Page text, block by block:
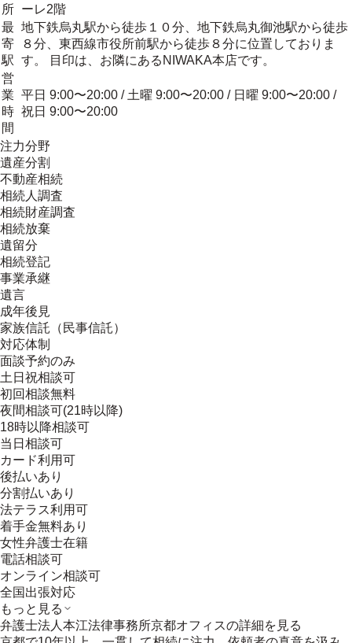
所 ーレ2階
最
寄
駅
地下鉄烏丸駅から徒歩１０分、地下鉄烏丸御池駅から徒歩
８分、東西線市役所前駅から徒歩８分に位置しておりま
す。 目印は、お隣にあるNIWAKA本店です。
営
業
時
間
平日 9:00〜20:00 / 土曜 9:00〜20:00 / 日曜 9:00〜20:00 /
祝日 9:00〜20:00
注力分野
遺産分割
不動産相続
相続人調査
相続財産調査
相続放棄
遺留分
相続登記
事業承継
遺言
成年後見
家族信託（民事信託）
対応体制
面談予約のみ
土日祝相談可
初回相談無料
夜間相談可(21時以降)
18時以降相談可
当日相談可
カード利用可
後払いあり
分割払いあり
法テラス利用可
着手金無料あり
女性弁護士在籍
電話相談可
オンライン相談可
全国出張対応
もっと見る
弁護士法人本江法律事務所京都オフィスの詳細を見る